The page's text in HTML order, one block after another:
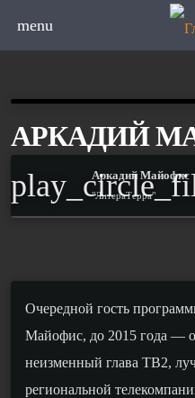
menu
АРКАДИЙ
Аркадий Майофис
"ЛитераТерра"
Очередной гость
Майофис, до 2015 года —
неизменный глава ТВ2,
региональной